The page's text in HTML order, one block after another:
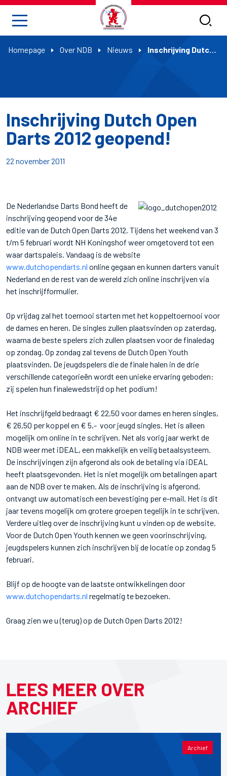
Homepage Over NDB Nieuws Inschrijving Dutch Open Darts 2012 geopend!
Inschrijving Dutch Open
Darts 2012 geopend!
22 november 2011
De Nederlandse Darts Bond heeft de
inschrijving geopend voor de 34e
editie van de Dutch Open Darts 2012. Tijdens het weekend van 3
t/m 5 februari wordt NH Koningshof weer omgetoverd tot een
waar dartspaleis. Vandaag is de website
www.dutchopendarts.nl online gegaan en kunnen darters vanuit
Nederland en de rest van de wereld zich online inschrijven via
het inschrijfformulier.
Op vrijdag zal het toernooi starten met het koppeltoernooi voor
de dames en heren. De singles zullen plaatsvinden op zaterdag,
waarna de beste spelers zich zullen plaatsen voor de finaledag
op zondag. Op zondag zal tevens de Dutch Open Youth
plaatsvinden. De jeugdspelers die de finale halen in de drie
verschillende categorieën wordt een unieke ervaring geboden:
zij spelen hun finalewedstrijd op het podium!
Het inschrijfgeld bedraagt € 22,50 voor dames en heren singles,
€ 26,50 per koppel en € 5,- voor jeugd singles. Het is alleen
mogelijk om online in te schrijven. Net als vorig jaar werkt de
NDB weer met iDEAL, een makkelijk en veilig betaalsysteem.
De inschrijvingen zijn afgerond als ook de betaling via iDEAL
heeft plaatsgevonden. Het is niet mogelijk om betalingen apart
aan de NDB over te maken. Als de inschrijving is afgerond,
ontvangt uw automatisch een bevestiging per e-mail. Het is dit
jaar tevens mogelijk om grotere groepen tegelijk in te schrijven.
Verdere uitleg over de inschrijving kunt u vinden op de website.
Voor de Dutch Open Youth kennen we geen voorinschrijving,
jeugdspelers kunnen zich inschrijven bij de locatie op zondag 5
februari.
Blijf op de hoogte van de laatste ontwikkelingen door
www.dutchopendarts.nl regelmatig te bezoeken.
Graag zien we u (terug) op de Dutch Open Darts 2012!
LEES MEER OVER
ARCHIEF
Archief